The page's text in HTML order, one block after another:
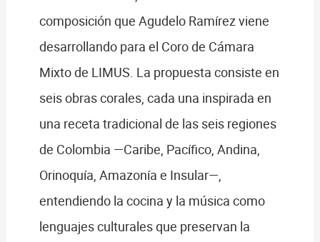
composición que Agudelo Ramírez viene
desarrollando para el Coro de Cámara
Mixto de LIMUS. La propuesta consiste en
seis obras corales, cada una inspirada en
una receta tradicional de las seis regiones
de Colombia —Caribe, Pacífico, Andina,
Orinoquía, Amazonía e Insular—,
entendiendo la cocina y la música como
lenguajes culturales que preservan la